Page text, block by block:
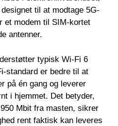
til at modtage 5G-
et modem til SIM-kortet
antenner.
typisk Wi-Fi 6
standard er bedre til at
på én gang og leverer
i hjemmet. Det betyder,
Mbit fra masten, sikrer
rent faktisk kan leveres